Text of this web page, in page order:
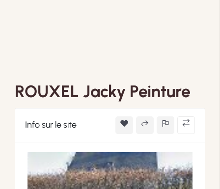
ROUXEL Jacky Peinture
Info sur le site